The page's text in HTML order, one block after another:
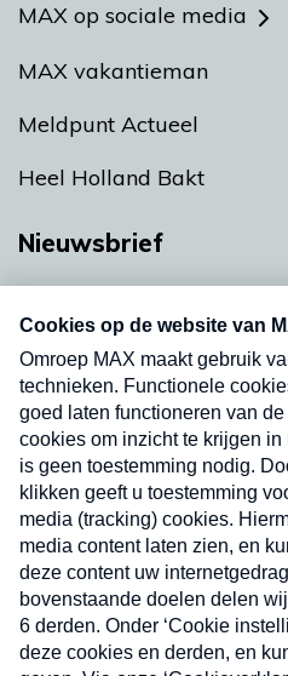
MAX op sociale media
MAX vakantieman
Meldpunt Actueel
Heel Holland Bakt
Nieuwsbrief
nieuwsbrief. Elke vrijdag-
uw mailbox.
Nieuwsbrief